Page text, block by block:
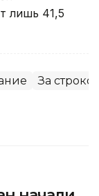
лишь 41,5
За